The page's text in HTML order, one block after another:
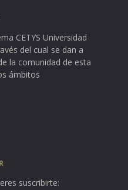
CETYS Universidad
del cual se dan a
la comunidad de esta
ámbitos
suscribirte: